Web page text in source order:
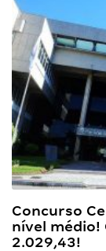
Concurso
nível médio!
2.029,43!